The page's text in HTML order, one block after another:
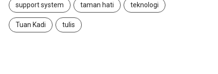
support system taman hati teknologi
Tuan Kadi tulis